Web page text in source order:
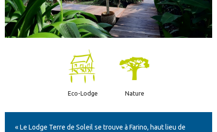
Eco-Lodge Nature
« Le Lodge Terre de Soleil se trouve à Farino, haut lieu de